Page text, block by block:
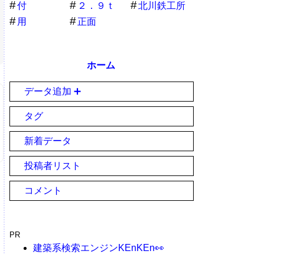
付
２．９ｔ
北川鉄工所
用
正面
ホーム
データ追加 ➕
タグ
新着データ
投稿者リスト
コメント
PR
建築系検索エンジンKEnKEn👀